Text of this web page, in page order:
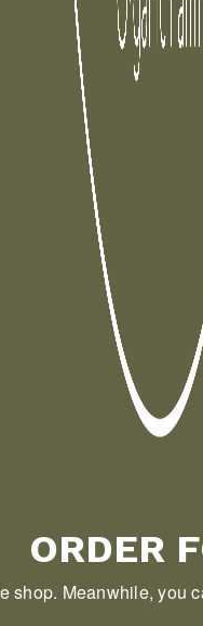
ORDER
shop. Meanwhile, you